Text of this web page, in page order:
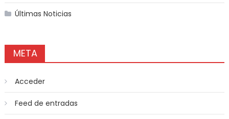
Últimas Noticias
META
Acceder
Feed de entradas